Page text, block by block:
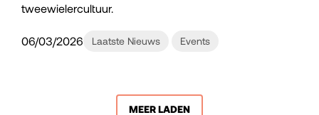
tweewielercultuur.
06/03/2026 Laatste Nieuws Events
MEER LADEN